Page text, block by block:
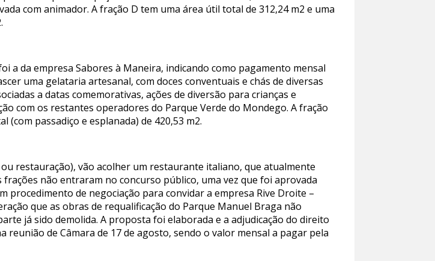
com animador. A fração D tem uma área útil total de 312,24 m2 e uma
a da empresa Sabores à Maneira, indicando como pagamento mensal
uma gelataria artesanal, com doces conventuais e chás de diversas
a datas comemorativas, ações de diversão para crianças e
com os restantes operadores do Parque Verde do Mondego. A fração
passadiço e esplanada) de 420,53 m2.
restauração), vão acolher um restaurante italiano, que atualmente
não entraram no concurso público, uma vez que foi aprovada
procedimento de negociação para convidar a empresa Rive Droite –
que as obras de requalificação do Parque Manuel Braga não
já sido demolida. A proposta foi elaborada e a adjudicação do direito
reunião de Câmara de 17 de agosto, sendo o valor mensal a pagar pela